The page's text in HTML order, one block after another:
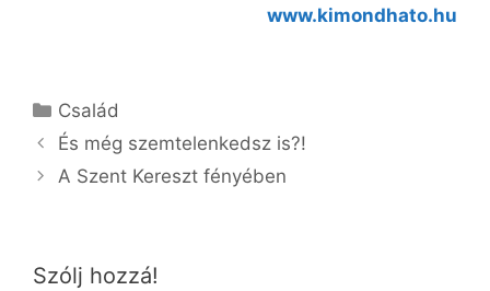
www.kimondhato.hu
Kategória
Család
És még szemtelenkedsz is?!
A Szent Kereszt fényében
Szólj hozzá!